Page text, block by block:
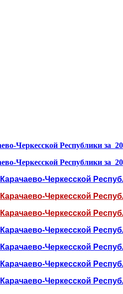
Черкесской Республики за
Черкесской Республики за
Карачаево-Черкесской
Карачаево-Черкесской
Карачаево-Черкесской
Карачаево-Черкесской
Карачаево-Черкесской
Карачаево-Черкесской
Карачаево-Черкесской